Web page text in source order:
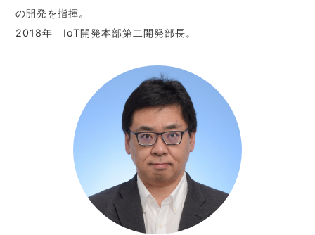
の開発を指揮。
2018年 IoT開発本部第二開発部長。